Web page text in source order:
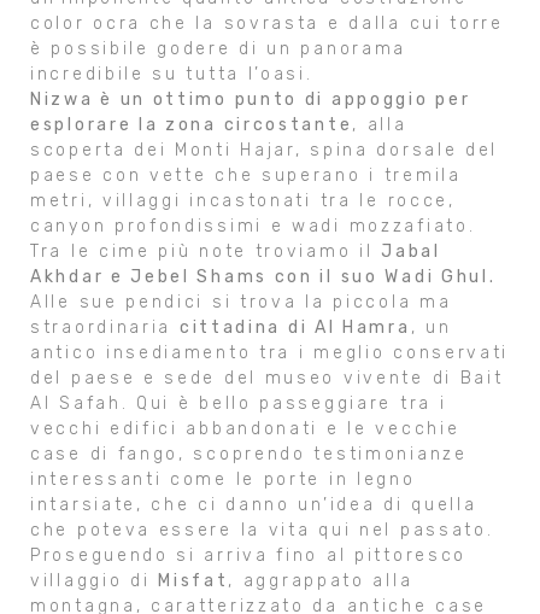
color ocra che la sovrasta e dalla cui torre
è possibile godere di un panorama
incredibile su tutta l’oasi.
Nizwa è un ottimo punto di appoggio per
esplorare la zona circostante , alla
scoperta dei Monti Hajar, spina dorsale del
paese con vette che superano i tremila
metri, villaggi incastonati tra le rocce,
canyon profondissimi e wadi mozzafiato.
Tra le cime più note troviamo il Jabal
Akhdar e Jebel Shams con il suo Wadi Ghul.
Alle sue pendici si trova la piccola ma
straordinaria cittadina di Al Hamra , un
antico insediamento tra i meglio conservati
del paese e sede del museo vivente di Bait
Al Safah. Qui è bello passeggiare tra i
vecchi edifici abbandonati e le vecchie
case di fango, scoprendo testimonianze
interessanti come le porte in legno
intarsiate, che ci danno un’idea di quella
che poteva essere la vita qui nel passato.
Proseguendo si arriva fino al pittoresco
villaggio di
Misfat , aggrappato alla
montagna, caratterizzato da antiche case